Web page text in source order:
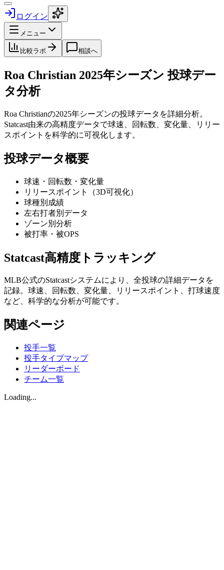
ログイン
メニュー
比較ラボ 相談へ
Roa Christian 2025年シーズン 投球デー
タ分析
Roa Christianの2025年シーズンの投球データを詳細分析。
Statcast由来の高精度データで球速、回転数、変化量、リリー
スポイントを科学的に可視化します。
投球データ概要
球速・回転数・変化量
リリースポイント（3D可視化）
球種別成績
左右打者別データ
ゾーン別分析
被打率・被OPS
Statcast高精度トラッキング
MLB公式のStatcastシステムにより、全投球の詳細データを
記録。球速、回転数、変化量、リリースポイント、打球速度
など、科学的な分析が可能です。
関連ページ
投手一覧
投手タイプマップ
リーダーボード
チーム一覧
Loading...